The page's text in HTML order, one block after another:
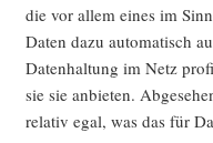
die vor allem eines im
Daten dazu auto­ma­tisch
Daten­hal­tung im Netz
sie sie anbie­ten.
rela­tiv egal, was das für